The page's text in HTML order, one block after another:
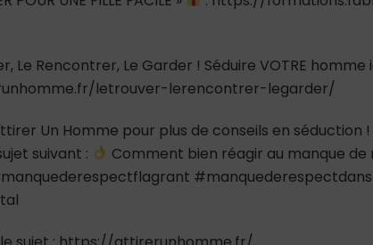
Le Rencontrer, Le Garder ! Séduire VOTRE
letrouver-lerencontrer-legarder/
Un Homme pour plus de conseils en
suivant :
Comment bien réagir au manque de